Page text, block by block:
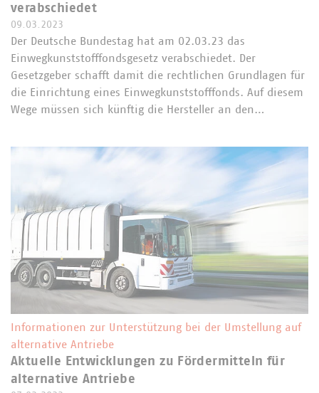
verabschiedet
09.03.2023
Der Deutsche Bundestag hat am 02.03.23 das
Einwegkunststofffondsgesetz verabschiedet. Der
Gesetzgeber schafft damit die rechtlichen Grundlagen für
die Einrichtung eines Einwegkunststofffonds. Auf diesem
Wege müssen sich künftig die Hersteller an den…
Informationen zur Unterstützung bei der Umstellung auf
alternative Antriebe
Aktuelle Entwicklungen zu Fördermitteln für
alternative Antriebe